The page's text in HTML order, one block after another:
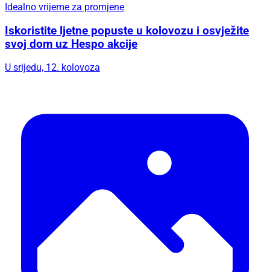
Idealno vrijeme za promjene
Iskoristite ljetne popuste u kolovozu i osvježite
svoj dom uz Hespo akcije
U srijedu, 12. kolovoza